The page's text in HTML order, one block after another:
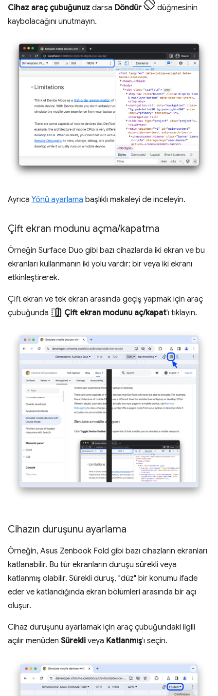
Cihaz araç çubuğunuz darsa Döndür
düğmesinin
kaybolacağını unutmayın.
Ayrıca Yönü ayarlama başlıklı makaleyi de inceleyin.
Çift ekran modunu açma/kapatma
Örneğin Surface Duo gibi bazı cihazlarda iki ekran ve bu
ekranları kullanmanın iki yolu vardır: bir veya iki ekranı
etkinleştirerek.
Çift ekran ve tek ekran arasında geçiş yapmak için araç
çubuğunda devices_fold Çift ekran modunu aç/kapat'ı tıklayın.
Cihazın duruşunu ayarlama
Örneğin, Asus Zenbook Fold gibi bazı cihazların ekranları
katlanabilir. Bu tür ekranların duruşu sürekli veya
katlanmış olabilir. Sürekli duruş, "düz" bir konumu ifade
eder ve katlandığında ekran bölümleri arasında bir açı
oluşur.
Cihaz duruşunu ayarlamak için araç çubuğundaki ilgili
açılır menüden Sürekli veya Katlanmış'ı seçin.